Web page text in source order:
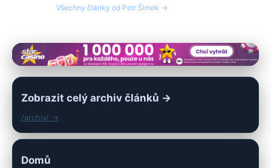
Všechny články od Petr Šimek →
Zobrazit celý archiv článků →
/archiv/ →
Domů